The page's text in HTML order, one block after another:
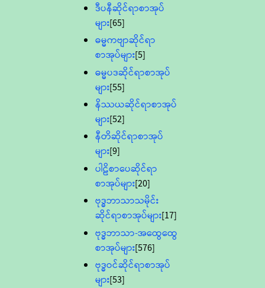
ဒီပနီဆိုင်ရာစာအုပ်
များ[65]
ဓမ္မကဗျာဆိုင်ရာ
စာအုပ်များ[5]
ဓမ္မပဒဆိုင်ရာစာအုပ်
များ[55]
နိဿယဆိုင်ရာစာအုပ်
များ[52]
နီတိဆိုင်ရာစာအုပ်
များ[9]
ပါဠိစာပေဆိုင်ရာ
စာအုပ်များ[20]
ဗုဒ္ဓဘာသာသမိုင်း
ဆိုင်ရာစာအုပ်များ[17]
ဗုဒ္ဓဘာသာ-အထွေထွေ
စာအုပ်များ[576]
ဗုဒ္ဓဝင်ဆိုင်ရာစာအုပ်
များ[53]